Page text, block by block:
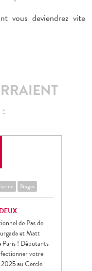
vous deviendrez vite
Stages
de Pas de
et Matt
Paris ! Débutants
votre
au Cercle